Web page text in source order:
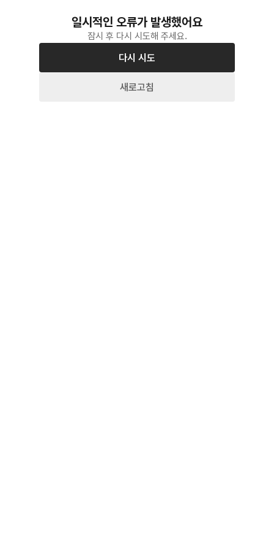
일시적인 오류가 발생했어요
잠시 후 다시 시도해 주세요.
다시 시도
새로고침